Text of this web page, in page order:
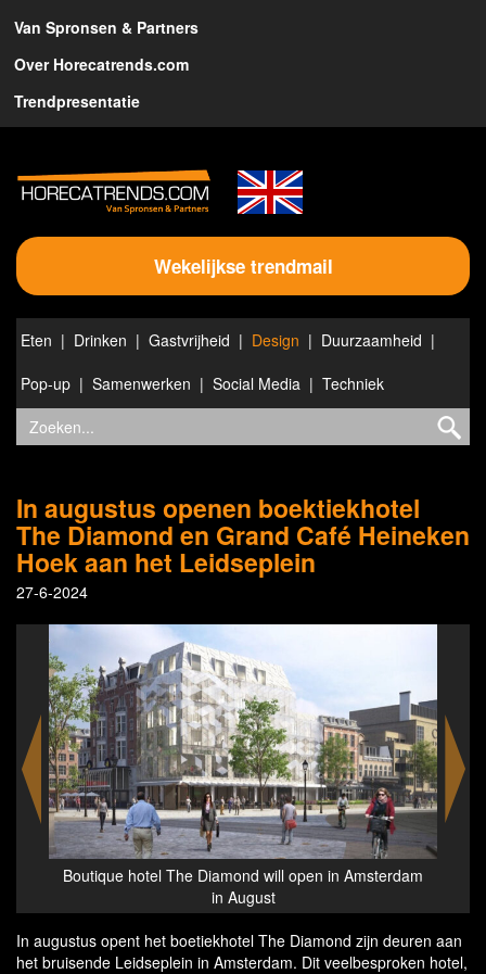
Van Spronsen & Partners
Over Horecatrends.com
Trendpresentatie
Wekelijkse trendmail
Eten Drinken Gastvrijheid Design
Duurzaamheid
Pop-up
Samenwerken Social Media Techniek
In augustus openen boektiekhotel
The Diamond en Grand Café Heineken
Hoek aan het Leidseplein
27-6-2024
in Amsterdam
Boutique hotel The Diamond - the reception
open in Amsterdam in August
In augustus opent het boetiekhotel The Diamond zijn deuren aan
het bruisende Leidseplein in Amsterdam. Dit veelbesproken hotel,